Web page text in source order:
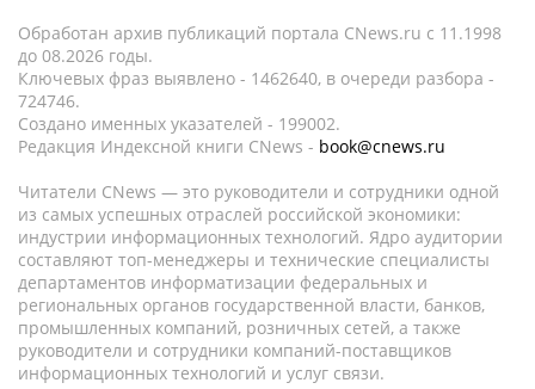
Обработан архив публикаций портала CNews.ru c 11.1998
до 08.2026 годы.
Ключевых фраз выявлено - 1462640, в очереди разбора -
724746.
Создано именных указателей - 199002.
Редакция Индексной книги CNews - book@cnews.ru
Читатели CNews — это руководители и сотрудники одной
из самых успешных отраслей российской экономики:
индустрии информационных технологий. Ядро аудитории
составляют топ-менеджеры и технические специалисты
департаментов информатизации федеральных и
региональных органов государственной власти, банков,
промышленных компаний, розничных сетей, а также
руководители и сотрудники компаний-поставщиков
информационных технологий и услуг связи.